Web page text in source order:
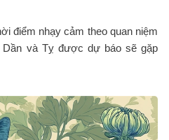
điểm nhạy cảm theo quan niệm
Dần và Tỵ được dự báo sẽ gặp